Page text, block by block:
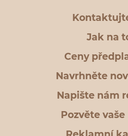
Jak na
Ceny
Navrhněte
Napište nám
Pozvěte